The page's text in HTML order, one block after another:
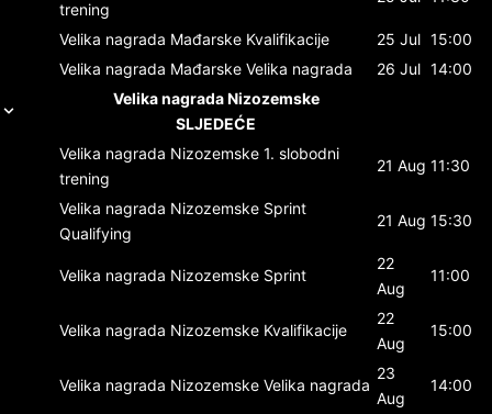
trening
Velika nagrada Mađarske Kvalifikacije 25 Jul 15:00
Velika nagrada Mađarske Velika nagrada 26 Jul 14:00
Velika nagrada Nizozemske
SLJEDEĆE
Velika nagrada Nizozemske 1. slobodni
trening
21 Aug 11:30
Velika nagrada Nizozemske Sprint
Qualifying
21 Aug 15:30
Velika nagrada Nizozemske Sprint
22
Aug
11:00
Velika nagrada Nizozemske Kvalifikacije
22
Aug
15:00
Velika nagrada Nizozemske Velika nagrada
23
Aug
14:00